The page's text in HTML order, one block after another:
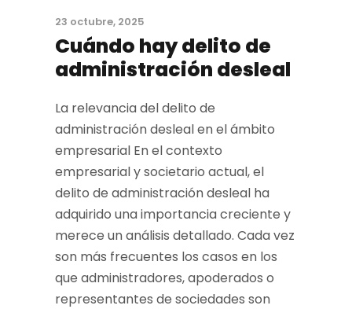
23 octubre, 2025
Cuándo hay delito de
administración desleal
La relevancia del delito de
administración desleal en el ámbito
empresarial En el contexto
empresarial y societario actual, el
delito de administración desleal ha
adquirido una importancia creciente y
merece un análisis detallado. Cada vez
son más frecuentes los casos en los
que administradores, apoderados o
representantes de sociedades son